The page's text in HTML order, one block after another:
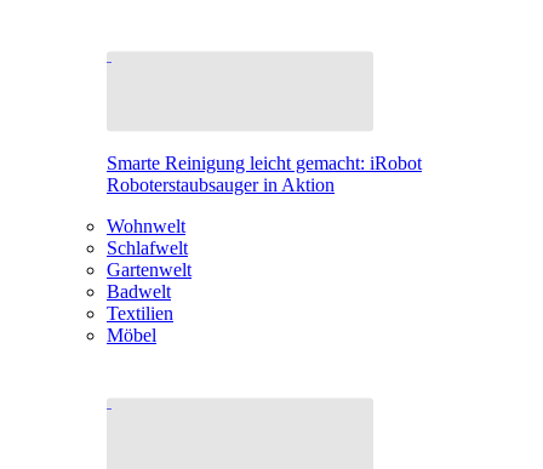
Smarte Reinigung leicht gemacht: iRobot
Roboterstaubsauger in Aktion
Wohnwelt
Schlafwelt
Gartenwelt
Badwelt
Textilien
Möbel